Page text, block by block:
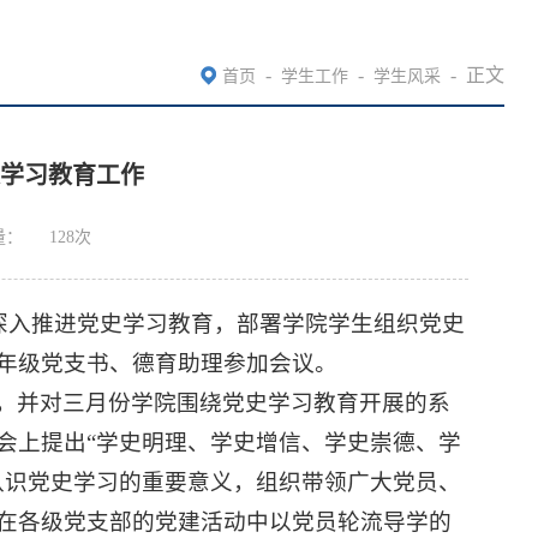
首页 - 学生工作 - 学生风采 - 正文
习教育工作
128次
推进党史学习教育，部署学院学生组织党史
党支书、德育助理参加会议。
并对三月份学院围绕党史学习教育开展的系
上提出“学史明理、学史增信、学史崇德、学
党史学习的重要意义，组织带领广大党员、
各级党支部的党建活动中以党员轮流导学的